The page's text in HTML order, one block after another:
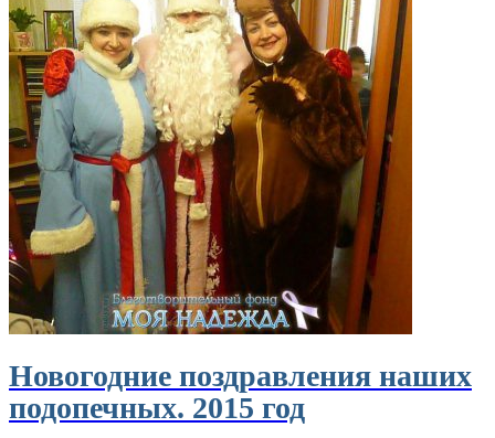
Новогодние поздравления наших
подопечных. 2015 год